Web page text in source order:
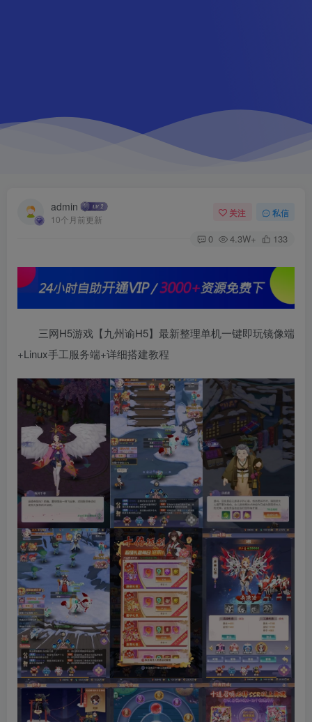
admin
10个月前更新
关注 私信
0 4.3W+ 133
三网H5游戏【九州谕H5】最新整理单机一键即玩镜像端
+Linux手工服务端+详细搭建教程